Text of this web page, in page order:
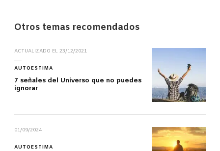
Otros temas recomendados
ACTUALIZADO EL 23/12/2021
AUTOESTIMA
7 señales del Universo que no puedes
ignorar
01/09/2024
AUTOESTIMA